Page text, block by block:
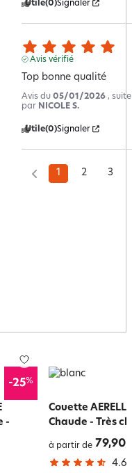
Utile(0)Signaler
Avis vérifié
Top bonne qualité
Avis du 05/01/2026 ,
par NICOLE S.
Utile(0)Signaler
1 2 3
-25%
-
Couette
Chaude - Très
à partir de 79,90
4.6